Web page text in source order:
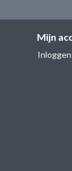
Mijn
Inloggen